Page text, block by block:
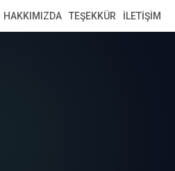
HAKKIMIZDA TEŞEKKÜR İLETIŞIM